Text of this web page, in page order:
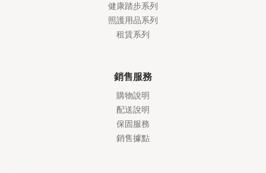
健康踏步系列
照護用品系列
租賃系列
銷售服務
購物說明
配送說明
保固服務
銷售據點